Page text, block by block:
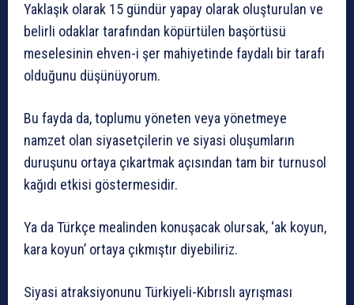
Yaklaşık olarak 15 gündür yapay olarak oluşturulan ve
belirli odaklar tarafından köpürtülen başörtüsü
meselesinin ehven-i şer mahiyetinde faydalı bir tarafı
olduğunu düşünüyorum.
Bu fayda da, toplumu yöneten veya yönetmeye
namzet olan siyasetçilerin ve siyasi oluşumların
duruşunu ortaya çıkartmak açısından tam bir turnusol
kağıdı etkisi göstermesidir.
Ya da Türkçe mealinden konuşacak olursak, ‘ak koyun,
kara koyun’ ortaya çıkmıştır diyebiliriz.
Siyasi atraksiyonunu Türkiyeli-Kıbrıslı ayrışması